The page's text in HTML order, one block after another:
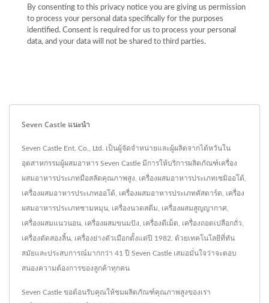
By consenting to this privacy notice you are giving us permission
to process your personal data specifically for the purposes
identified. Consent is required for us to process your personal
data, and your data will not be shared to third parties.
Seven Castle แนะนำ
Seven Castle Ent. Co., Ltd. เป็นผู้จัดจำหน่ายและผู้ผลิตจากไต้หวันใน
อุตสาหกรรมผู้ผสมอาหาร Seven Castle มีการให้บริการผลิตภัณฑ์เครื่อง
ผสมอาหารประเภทมือสลัดคุณภาพสูง, เครื่องผสมอาหารประเภทเซมิออโต้,
เครื่องผสมอาหารประเภทออโต้, เครื่องผสมอาหารประเภทคัสตาร์ด, เครื่อง
ผสมอาหารประเภทชามหมุน, เครื่องนวดสตีม, เครื่องผสมสูญญากาศ,
เครื่องผสมแนวนอน, เครื่องผสมขนมปัง, เครื่องตีเม็ด, เครื่องถอดเปลือกถั่ว,
เครื่องตัดสองลิ้น, เครื่องย่างตัวเมือกตั้งแต่ปี 1982. ด้วยเทคโนโลยีที่ทัน
สมัยและประสบการณ์มากกว่า 41 ปี Seven Castle เสมอมั่นใจว่าจะตอบ
สนองความต้องการของลูกค้าทุกคน
Seven Castle ขอต้อนรับคุณให้ชมผลิตภัณฑ์คุณภาพสูงของเรา